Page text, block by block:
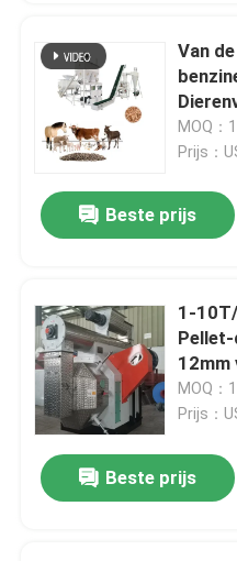
Van
de
MOQ：
Prijs：
Beste prijs
1-
Pellet-
12mm
MOQ：
Prijs：
Beste prijs